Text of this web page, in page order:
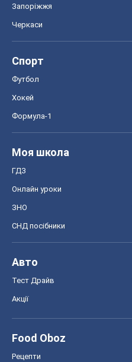
Запоріжжя
Черкаси
Спорт
Футбол
Хокей
Формула-1
Моя школа
ГДЗ
Онлайн уроки
ЗНО
СНД посібники
Авто
Тест Драйв
Акції
Food Oboz
Рецепти